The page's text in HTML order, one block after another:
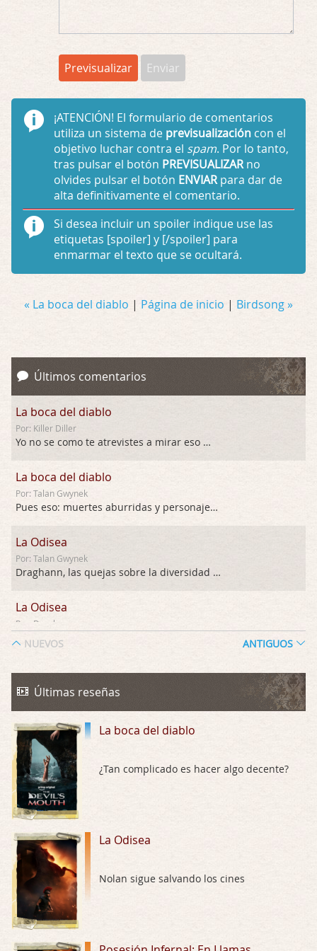
¡ATENCIÓN! El formulario de comentarios
utiliza un sistema de previsualizacióncon el
objetivo luchar contra el spam. Por lo tanto,
tras pulsar el botón PREVISUALIZARno
olvides pulsar el botón ENVIARpara dar de
alta definitivamente el comentario.
Si desea incluir un spoiler indique use las
etiquetas [spoiler] y [/spoiler] para
enmarmar el texto que se ocultará.
« La boca del diablo | Página de inicio | Birdsong »
Últimos comentarios
La boca del diablo
Por: Killer Diller
Yo no se como te atrevistes a mirar eso …
La boca del diablo
Por: Talan Gwynek
Pues eso: muertes aburridas y personajes p …
La Odisea
Por: Talan Gwynek
Draghann, las quejas sobre la diversidad s …
La Odisea
Por: Draghann
No sé si entrar en polémicas con respect …
Trance
Por: Luar
El señor de las moscas
Por: Luar
Dudaba en ver la serie, una serie de 4 cap …
Hungry
Por: Croc
Las 10 películas gore de Almas Oscuras
Por: JORDI CRUYFF
Possession
NUEVOS ANTIGUOS
Últimas reseñas
La boca del diablo
¿Tan complicado es hacer algo decente?
La Odisea
Nolan sigue salvando los cines